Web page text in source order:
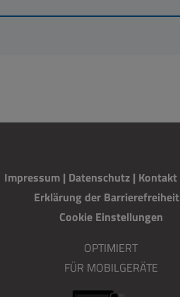
Impressum | Datenschutz | Kontakt
Erklärung der Barrierefreiheit
Cookie Einstellungen
OPTIMIERT
FÜR MOBILGERÄTE